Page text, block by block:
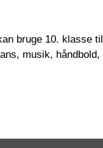
bruge 10. klasse til
musik, håndbold,